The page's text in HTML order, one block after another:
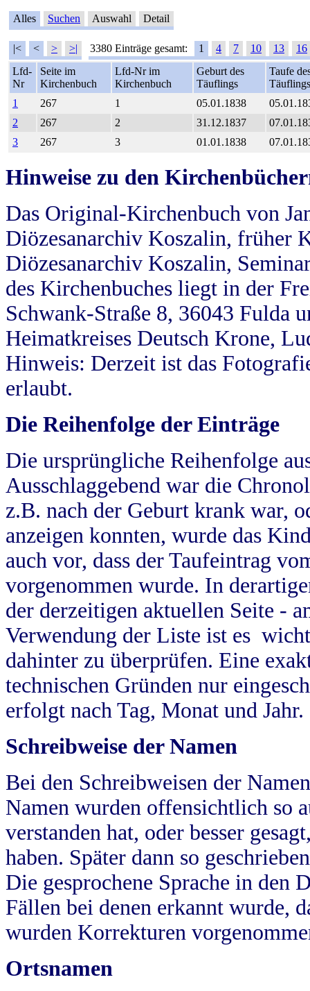
Alles Suchen Auswahl Detail
|< < > >| 3380 Einträge gesamt: 1 4 7 10 13
16
Lfd-
Nr
Seite im
Kirchenbuch
Lfd-Nr im
Kirchenbuch
Geburt des
Täuflings
Taufe
Täuflings
1
267 1 05.01.1838
2
267 2 31.12.1837
3
267 3 01.01.1838
Hinweise zu den
Das Original-Kirchenbuch von
Diözesanarchiv Koszalin, früher
Diözesanarchiv Koszalin,
des Kirchenbuches liegt in der
Schwank-Straße 8, 36043 Fulda
Heimatkreises Deutsch Krone,
Hinweis: Derzeit ist das
erlaubt.
Die Reihenfolge der Einträge
Die ursprüngliche Reihenfolge
Ausschlaggebend war die
z.B. nach der Geburt krank war,
anzeigen konnten, wurde das
auch vor, dass der Taufeintrag
vorgenommen wurde. In
der derzeitigen aktuellen Seite -
Verwendung der Liste ist es
dahinter zu überprüfen. Eine
technischen Gründen nur
erfolgt nach Tag, Monat und Jahr.
Schreibweise der Namen
Bei den Schreibweisen der
Namen wurden offensichtlich so
verstanden hat, oder besser
haben. Später dann so
Die gesprochene Sprache in
Fällen bei denen erkannt wurde,
wurden Korrekturen
Ortsnamen